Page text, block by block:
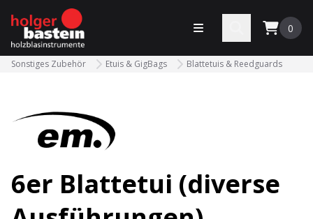
bastein
Menü öffnen 0
Sonstiges Zubehör Etuis & GigBags Blattetuis & Reedguards
6er Blattetui (diverse